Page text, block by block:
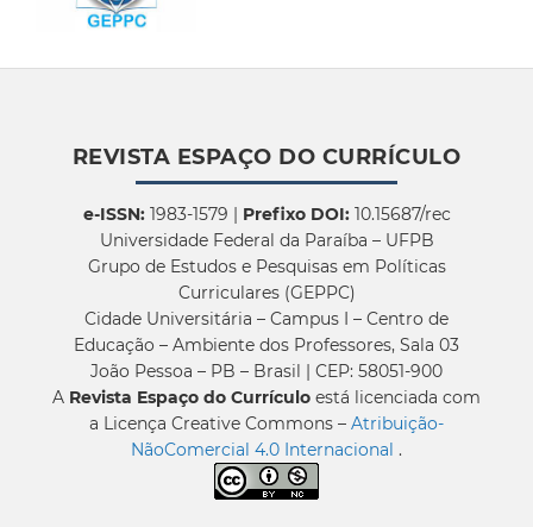
REVISTA ESPAÇO DO CURRÍCULO
e-ISSN:1983-1579 | Prefixo DOI:10.15687/rec
Universidade Federal da Paraíba – UFPB
Grupo de Estudos e Pesquisas em Políticas
Curriculares (GEPPC)
Cidade Universitária – Campus I – Centro de
Educação – Ambiente dos Professores, Sala 03
João Pessoa – PB – Brasil | CEP: 58051-900
A Revista Espaço do Currículo está licenciada com
a Licença Creative Commons – Atribuição-
NãoComercial 4.0 Internacional .